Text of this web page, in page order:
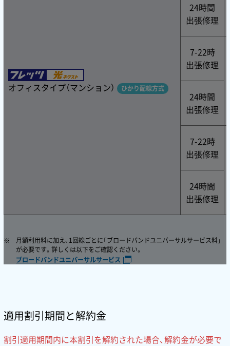
オフィスタイプ（マンション） ひかり配線方式
24時間
出張修理
7-22時
出張修理
24時間
出張修理
7-22時
出張修理
24時間
出張修理
月額利用料に加え、1回線ごとに「ブロードバンドユニバーサルサービス料」
が必要です。詳しくは以下をご確認ください。
ブロードバンドユニバーサルサービス
適用割引期間と解約金
割引適用期間内に本割引を解約された場合、解約金が必要で